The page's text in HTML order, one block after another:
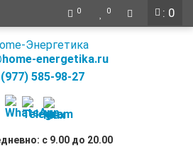
: 0
0 0
energetika.ru
585-98-27
с 9.00 до 20.00